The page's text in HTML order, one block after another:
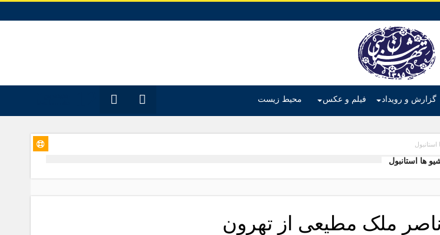
گزارش و رویداد فیلم و عکس محیط زیست
ها استانبول
ملک مطیعی از تهرون